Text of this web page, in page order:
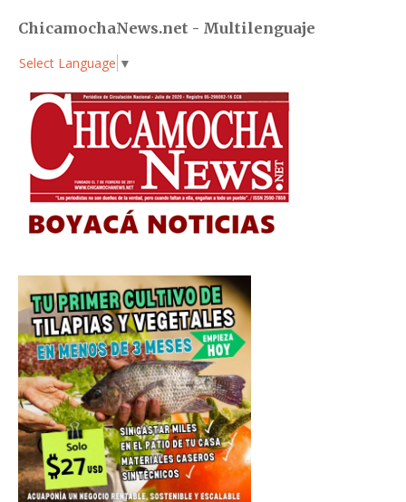
ChicamochaNews.net - Multilenguaje
Select Language ▼